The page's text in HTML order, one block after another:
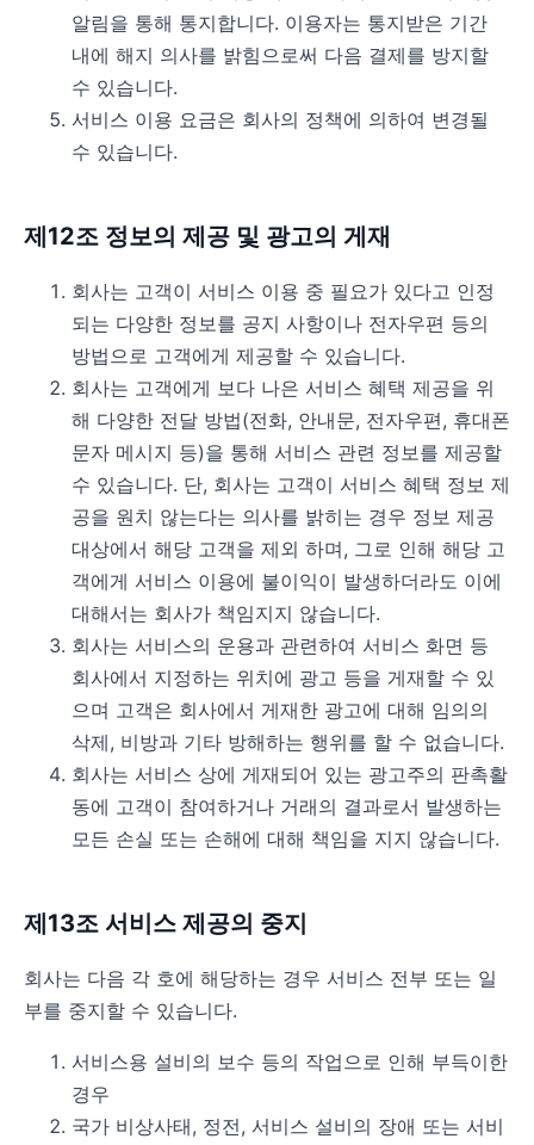
알림을 통해 통지합니다. 이용자는 통지받은 기간
내에 해지 의사를 밝힘으로써 다음 결제를 방지할
수 있습니다.
서비스 이용 요금은 회사의 정책에 의하여 변경될
수 있습니다.
제12조 정보의 제공 및 광고의 게재
회사는 고객이 서비스 이용 중 필요가 있다고 인정
되는 다양한 정보를 공지 사항이나 전자우편 등의
방법으로 고객에게 제공할 수 있습니다.
회사는 고객에게 보다 나은 서비스 혜택 제공을 위
해 다양한 전달 방법(전화, 안내문, 전자우편, 휴대폰
문자 메시지 등)을 통해 서비스 관련 정보를 제공할
수 있습니다. 단, 회사는 고객이 서비스 혜택 정보 제
공을 원치 않는다는 의사를 밝히는 경우 정보 제공
대상에서 해당 고객을 제외 하며, 그로 인해 해당 고
객에게 서비스 이용에 불이익이 발생하더라도 이에
대해서는 회사가 책임지지 않습니다.
회사는 서비스의 운용과 관련하여 서비스 화면 등
회사에서 지정하는 위치에 광고 등을 게재할 수 있
으며 고객은 회사에서 게재한 광고에 대해 임의의
삭제, 비방과 기타 방해하는 행위를 할 수 없습니다.
회사는 서비스 상에 게재되어 있는 광고주의 판촉활
동에 고객이 참여하거나 거래의 결과로서 발생하는
모든 손실 또는 손해에 대해 책임을 지지 않습니다.
제13조 서비스 제공의 중지
회사는 다음 각 호에 해당하는 경우 서비스 전부 또는 일
부를 중지할 수 있습니다.
서비스용 설비의 보수 등의 작업으로 인해 부득이한
경우
국가 비상사태, 정전, 서비스 설비의 장애 또는 서비